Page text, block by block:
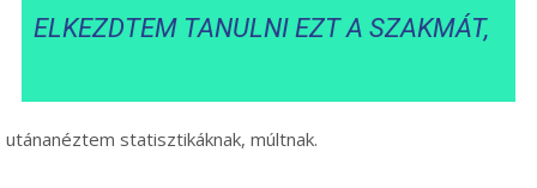
ELKEZDTEM TANULNI EZT A SZAKMÁT,
utánanéztem statisztikáknak, múltnak.